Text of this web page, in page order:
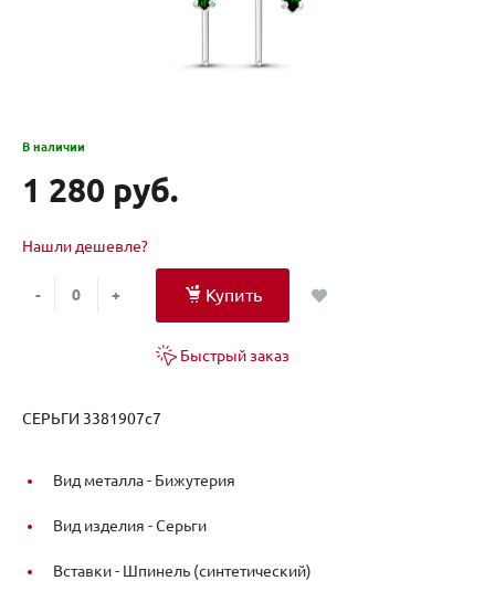
В наличии
1 280 руб.
Нашли дешевле?
- + Купить
Быстрый заказ
СЕРЬГИ 3381907с7
Вид металла - Бижутерия
Вид изделия -Серьги
Вставки - Шпинель (синтетический)